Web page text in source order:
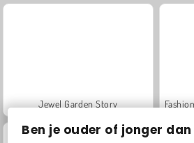
Ben je ouder of jonger dan
Jewel Garden Story